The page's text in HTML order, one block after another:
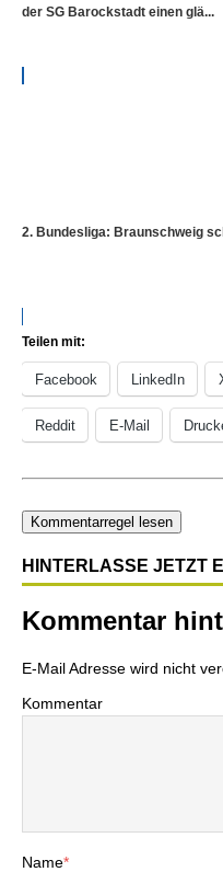
der SG Barockstadt einen glä...
2. Bundesliga: Braunschweig
Teilen mit:
Facebook LinkedIn
Reddit E-Mail
Kommentarregel lesen
HINTERLASSE JETZT
Kommentar
E-Mail Adresse wird nicht
Kommentar
Name*